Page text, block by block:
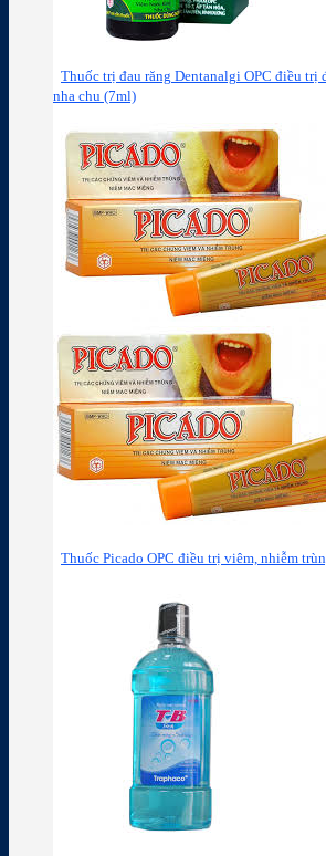
Thuốc trị đau răng Dentanalgi OPC điều trị
nha chu (7ml)
Thuốc Picado OPC điều trị viêm, nhiễm